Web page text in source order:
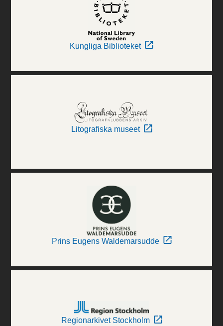
Kungliga Biblioteket
Litografiska museet
Prins Eugens Waldemarsudde
Regionarkivet Stockholm